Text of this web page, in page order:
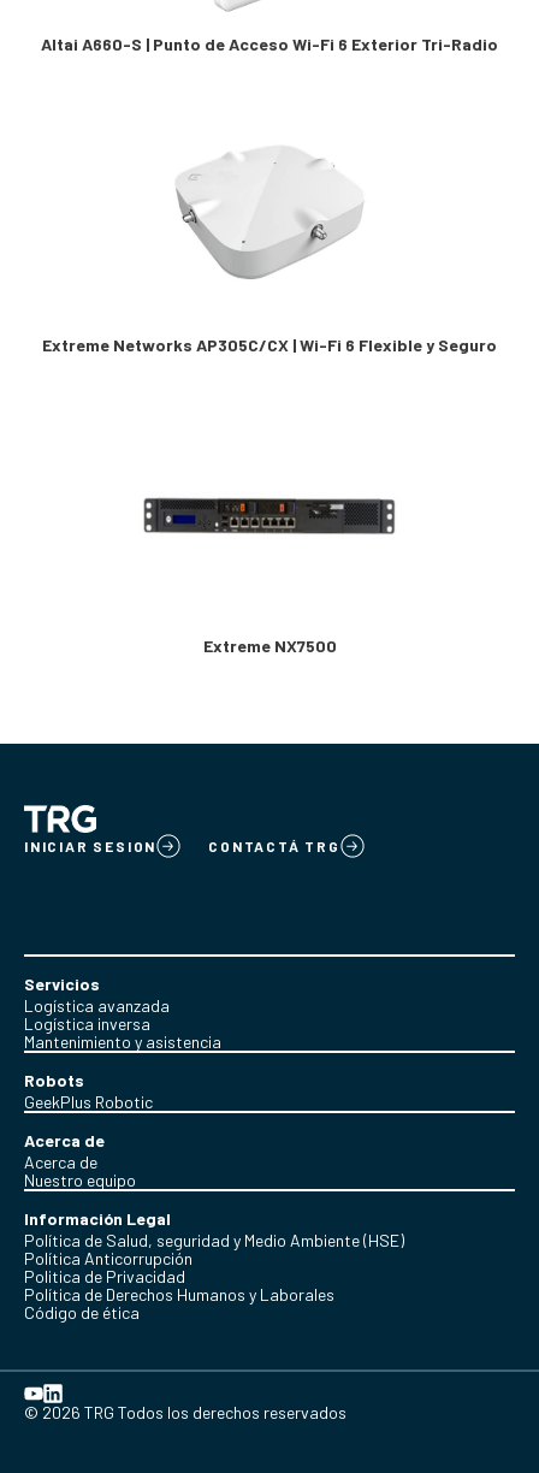
Altai A660-S | Punto de Acceso Wi-Fi 6 Exterior Tri-Radio
Extreme Networks AP305C/CX | Wi-Fi 6 Flexible y Seguro
Extreme NX7500
INICIAR SESION CONTACTÁ TRG
Servicios
Logística avanzada
Logística inversa
Mantenimiento y asistencia
Robots
GeekPlus Robotic
Acerca de
Acerca de
Nuestro equipo
Información Legal
Política de Salud, seguridad y Medio Ambiente (HSE)
Política Anticorrupción
Politica de Privacidad
Política de Derechos Humanos y Laborales
Código de ética
© 2026 TRG Todos los derechos reservados